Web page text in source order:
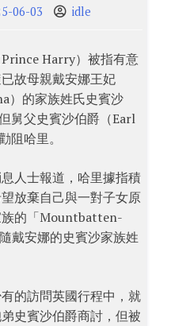
06-03 idle
Harry）被指有意
故母親戴安娜王妃
）的家族姓氏史賓沙
舅父史賓沙伯爵（Earl
阻哈里。
人士報道，哈里據指積
放棄自己與一對子女原
族的「Mountbatten-
戴安娜的史賓沙家族姓
的訪問英國行程中，就
史賓沙伯爵商討，但被